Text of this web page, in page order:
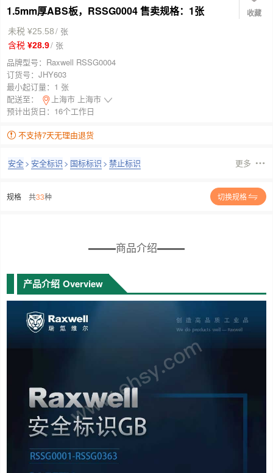
1.5mm厚ABS板，RSSG0004 售卖规格：1张
收藏
未税 ¥25.58/ 张
含税 ¥28.9/ 张
品牌型号： Raxwell RSSG0004
订货号： JHY603
最小起订量： 1 张
配送至：
上海市 上海市
预计出货日：16个工作日
不支持7天无理由退货
安全> 安全标识 > 国标标识 > 禁止标识 更多
规格 共33种 切换规格
商品介绍
产品介绍 Overview